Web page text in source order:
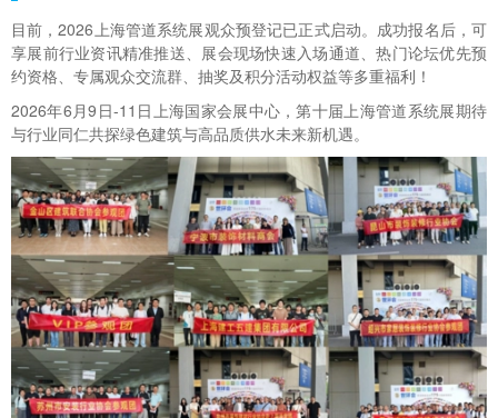
目前，2026上海管道系统展观众预登记已正式启动。成功报名后，可
享展前行业资讯精准推送、展会现场快速入场通道、热门论坛优先预
约资格、专属观众交流群、抽奖及积分活动权益等多重福利！
2026年6月9日-11日上海国家会展中心，第十届上海管道系统展期待
与行业同仁共探绿色建筑与高品质供水未来新机遇。